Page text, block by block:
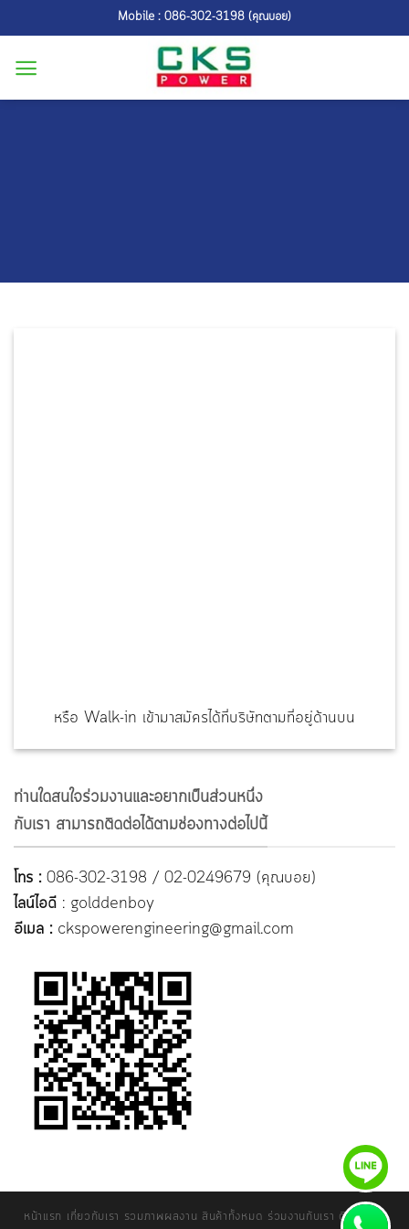
to
content
Mobile : 086-302-3198 (คุณบอย)
หรือ Walk-in เข้ามาสมัครได้ที่บริษัทตามที่อยู่ด้านบน
ท่านใดสนใจร่วมงานและอยากเป็นส่วนหนึ่ง
กับเรา สามารถติดต่อได้ตามช่องทางต่อไปนี้
โทร :086-302-3198 / 02-0249679 (คุณบอย)
ไลน์ไอดี : golddenboy
อีเมล :ckspowerengineering@gmail.com
หน้าแรก เกี่ยวกับเรา รวมภาพผลงาน สินค้าทั้งหมด ร่วมงานกับเรา ติดต่อเรา